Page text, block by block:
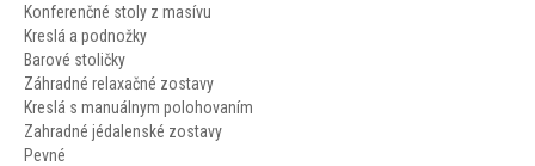
Konferenčné stoly z masívu
Kreslá a podnožky
Barové stoličky
Záhradné relaxačné zostavy
Kreslá s manuálnym polohovaním
Zahradné jédalenské zostavy
Pevné